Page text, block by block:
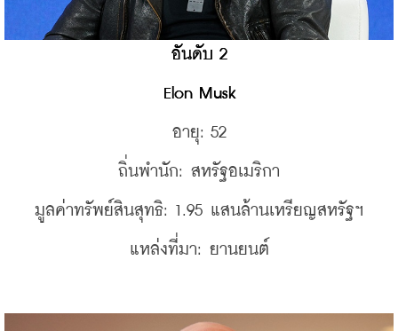
อันดับ 2
Elon Musk
อายุ: 52
ถิ่นพำนัก: สหรัฐอเมริกา
มูลค่าทรัพย์สินสุทธิ: 1.95 แสนล้านเหรียญสหรัฐฯ
แหล่งที่มา: ยานยนต์